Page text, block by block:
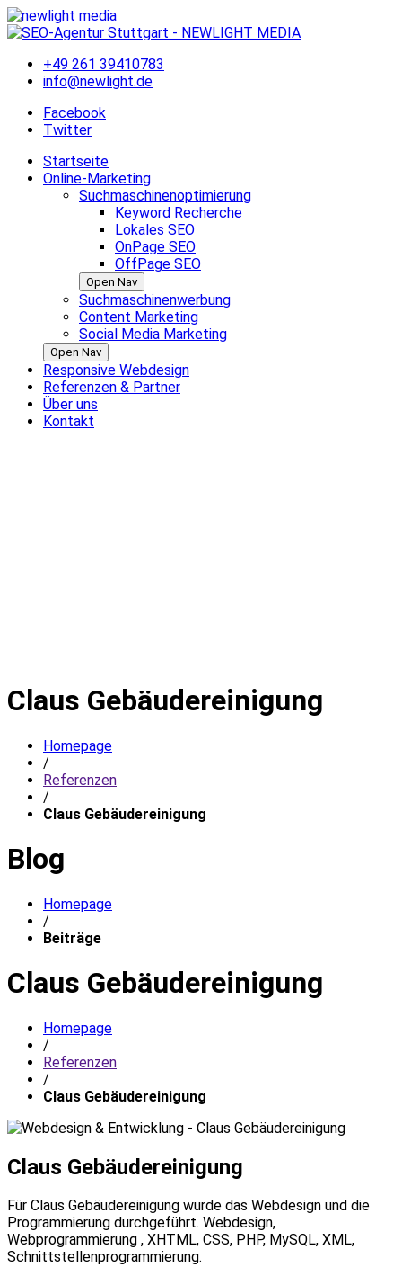
Skip
to
+49 261 39410783
info@newlight.de
Facebook
Twitter
Startseite
Online-Marketing
Suchmaschinenoptimierung
Keyword Recherche
Lokales SEO
OnPage SEO
OffPage SEO
Open Nav
Suchmaschinenwerbung
Content Marketing
Social Media Marketing
Open Nav
Responsive Webdesign
Referenzen & Partner
Über uns
Kontakt
Claus Gebäudereinigung
Homepage
/
Referenzen
/
Claus Gebäudereinigung
Blog
Homepage
/
Beiträge
Claus Gebäudereinigung
Homepage
/
Referenzen
/
Claus Gebäudereinigung
Claus Gebäudereinigung
Für Claus Gebäudereinigung wurde das Webdesign und die
Programmierung durchgeführt. Webdesign,
Webprogrammierung , XHTML, CSS, PHP, MySQL, XML,
Schnittstellenprogrammierung.